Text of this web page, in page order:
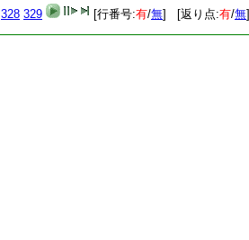
328 329 [行番号:有/無] [返り点:有/無]